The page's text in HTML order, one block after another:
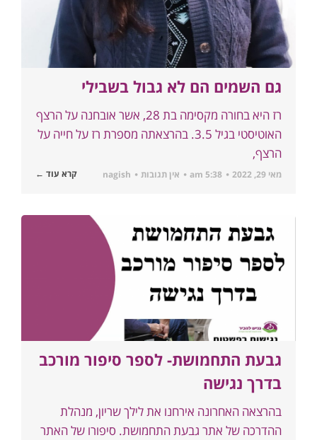
גם השמים הם לא גבול בשבילי
רז היא בחורה מקסימה בת 28, אשר אובחנה על הרצף
האוטיסטי בגיל 3.5. בהרצאתה מספרת רז על חייה על
הרצף,
מאי 29, 2022 5:38 am אין תגובות nagish קרא עוד ←
גבעת התחמושת- לספר סיפור מורכב
בדרך נגישה
בהרצאה האחרונה אירחנו את לילך שריון, מנהלת
ההדרכה של אתר גבעת התחמושת. סיפורו של האתר